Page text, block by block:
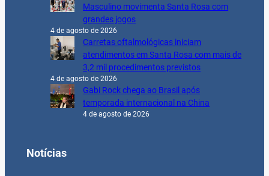
Masculino movimenta Santa Rosa com
grandes jogos
4 de agosto de 2026
Carretas oftalmológicas iniciam
atendimentos em Santa Rosa com mais de
3,2 mil procedimentos previstos
4 de agosto de 2026
Gabi Rock chega ao Brasil após
temporada internacional na China
4 de agosto de 2026
Notícias